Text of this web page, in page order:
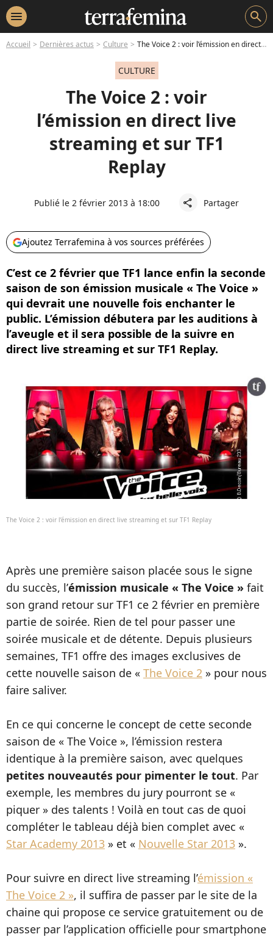
menu search
Accueil Dernières actus Culture The Voice 2 : voir l’émission en direct live streaming et sur TF1 Replay
CULTURE
The Voice 2 : voir
l’émission en direct live
streaming et sur TF1
Replay
Publié le 2 février 2013 à 18:00 share Partager
Ajoutez Terrafemina à vos sources préférées
C’est ce 2 février que TF1 lance enfin la seconde
saison de son émission musicale « The Voice »
qui devrait une nouvelle fois enchanter le
public. L’émission débutera par les auditions à
l’aveugle et il sera possible de la suivre en
direct live streaming et sur TF1 Replay.
The Voice 2 : voir l’émission en direct live streaming et sur TF1 Replay
Après une première saison placée sous le signe
du succès, l’émission musicale « The Voice » fait
son grand retour sur TF1 ce 2 février en première
partie de soirée. Rien de tel pour passer une
soirée musicale et de détente. Depuis plusieurs
semaines, TF1 offre des images exclusives de
cette nouvelle saison de « The Voice 2 » pour nous
faire saliver.
En ce qui concerne le concept de cette seconde
saison de « The Voice », l’émission restera
identique à la première saison, avec quelques
petites nouveautés pour pimenter le tout. Par
exemple, les membres du jury pourront se «
piquer » des talents ! Voilà en tout cas de quoi
compléter le tableau déjà bien complet avec «
Star Academy 2013 » et « Nouvelle Star 2013 ».
Pour suivre en direct live streaming l’émission «
The Voice 2 », il suffira de passer par le site de la
chaine qui propose ce service gratuitement ou de
passer par l’application officielle pour smartphone